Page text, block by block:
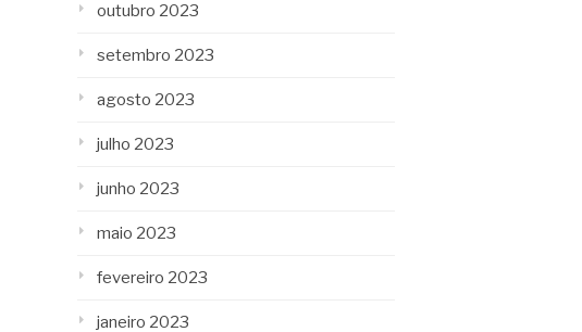
outubro 2023
setembro 2023
agosto 2023
julho 2023
junho 2023
maio 2023
fevereiro 2023
janeiro 2023